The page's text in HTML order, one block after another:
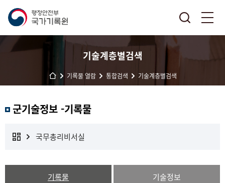
기술계층별검색
기록물 열람 통합검색 기술계층별검색
군기술정보 -기록물
국무총리비서실
기록물 기술정보